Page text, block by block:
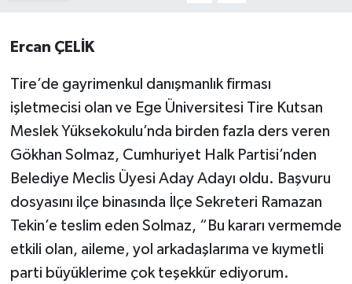
Ercan ÇELİK
Tire’de gayrimenkul danışmanlık firması
işletmecisi olan ve Ege Üniversitesi Tire Kutsan
Meslek Yüksekokulu’nda birden fazla ders veren
Gökhan Solmaz, Cumhuriyet Halk Partisi’nden
Belediye Meclis Üyesi Aday Adayı oldu. Başvuru
dosyasını ilçe binasında İlçe Sekreteri Ramazan
Tekin’e teslim eden Solmaz, “Bu kararı vermemde
etkili olan, aileme, yol arkadaşlarıma ve kıymetli
parti büyüklerime çok teşekkür ediyorum.